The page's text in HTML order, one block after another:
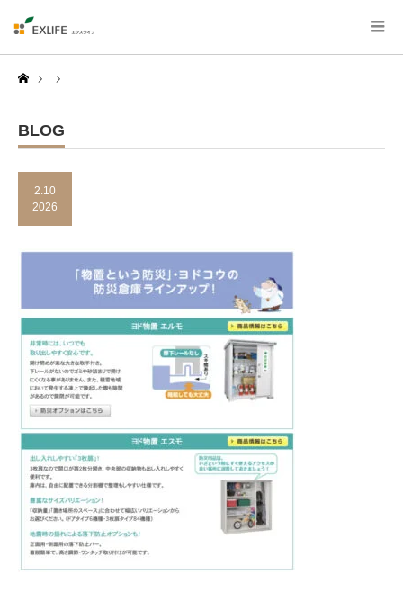
Home
BLOG
2.10
2026